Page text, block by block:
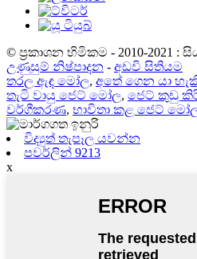
© ප්‍රකාශන හිමිකම - 2010-2021
උණුසුම් නිෂ්පාදන - අඩවි සිතියම
තරල ඇඳ මෝල, අතේ ගෙන යා
තැටි වායු ජෙට් මෝල, ජෙට් කුඩු
වර්ගීකරණ, භාවිතා කළ ජෙට්
විද්‍යුත් තැපෑල යවන්න
පවර්ලින් 9213
x